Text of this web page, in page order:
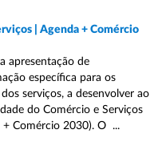
| Agenda + Comércio
apresentação de
específica para os
serviços, a desenvolver ao
do Comércio e Serviços
+ Comércio 2030). O ...